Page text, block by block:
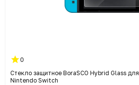
0
Стекло защитное BoraSCO Hybrid Glass для
Nintendo Switch